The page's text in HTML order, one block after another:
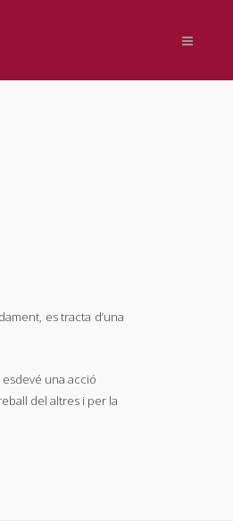
es tracta d’una
una acció
del altres i per la